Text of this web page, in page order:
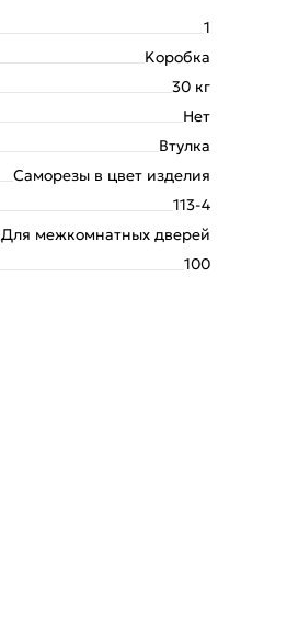
1
Kоробка
30 кг
Нет
Втулка
Саморезы в цвет изделия
113-4
Для межкомнатных дверей
100